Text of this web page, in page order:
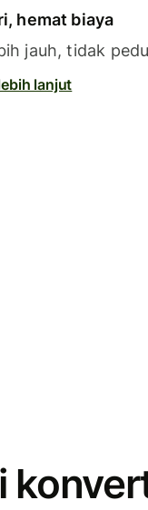
hemat biaya
jauh, tidak
lanjut